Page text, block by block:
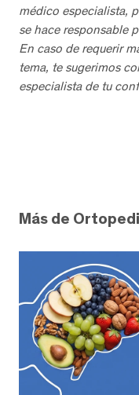
médico especialista,
se hace responsable
En caso de requerir
tema, te sugerimos
especialista de tu
Más de